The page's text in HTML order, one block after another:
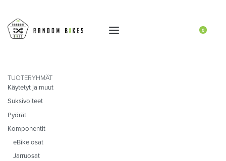
0
TUOTERYHMÄT
Käytetyt ja muut
Suksivoiteet
Pyörät
Komponentit
eBike osat
Jarruosat